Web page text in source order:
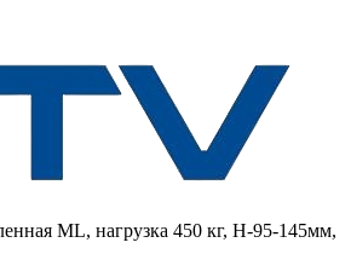
ML, нагрузка 450 кг, H-95-145мм,